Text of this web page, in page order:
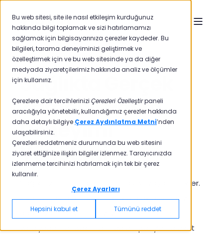
Bu web sitesi, site ile nasıl etkileşim kurduğunuz
hakkında bilgi toplamak ve sizi hatırlamamızı
sağlamak için bilgisayarınıza çerezler kaydeder. Bu
bilgileri, tarama deneyiminizi geliştirmek ve
özelleştirmek için ve bu web sitesinde ya da diğer
medyada ziyaretçilerimiz hakkında analiz ve ölçümler
için kullanırız.
Çerezlere dair tercihlerinizi Çerezleri Özelleştirpaneli
aracılığıyla yönetebilir, kullandığımız çerezler hakkında
daha detaylı bilgiye Çerez Aydınlatma Metni’nden
ulaşabilirsiniz.
Çerezleri reddetmeniz durumunda bu web sitesini
ziyaret ettiğinize ilişkin bilgiler izlenmez. Tarayıcınızda
izlenmeme tercihinizi hatırlamak için tek bir çerez
kullanılır.
Çerez Ayarları
Hepsini kabul et Tümünü reddet
Sağlıkta Gerçek
Zamanlı Hasta
Deneyimi
Yönetimi
Sağlık hizmetlerinde her temas bir yaşamı etkiler.
Pisano, hastaların sesini anlık olarak duymanızı,
doğru yanıtlar vermenizi ve her birimde, her
vardiyada, her bakım anında empatiyle hareket